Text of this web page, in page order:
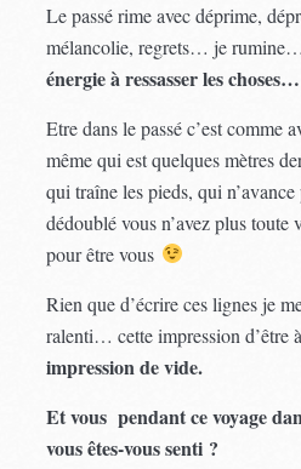
Le passé rime avec déprime,
mélancolie, regrets… je rumine…
énergie à ressasser les choses…
Etre dans le passé c’est comme
même qui est quelques mètres
qui traîne les pieds, qui
dédoublé vous n’avez plus toute
pour être vous
Rien que d’écrire ces lignes je
ralenti… cette impression d’être
impression de vide.
Et vous pendant ce voyage
vous êtes-vous senti ?